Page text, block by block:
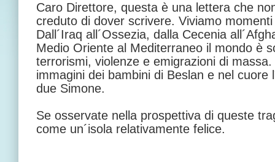
Caro Direttore, questa è una lettera che
creduto di dover scrivere. Viviamo
Dall´Iraq all´Ossezia, dalla Cecenia
Medio Oriente al Mediterraneo il mondo è
terrorismi, violenze e emigrazioni di
immagini dei bambini di Beslan e nel cuore
due Simone.
Se osservate nella prospettiva di queste
come un´isola relativamente felice.